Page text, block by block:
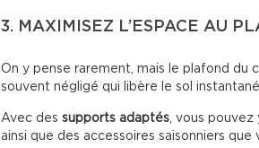
3. MAXIMISEZ L’ESPACE AU
On y pense rarement, mais le plafond du
souvent négligé qui libère le sol
Avec des supports adaptés, vous pouvez
ainsi que des accessoires saisonniers que